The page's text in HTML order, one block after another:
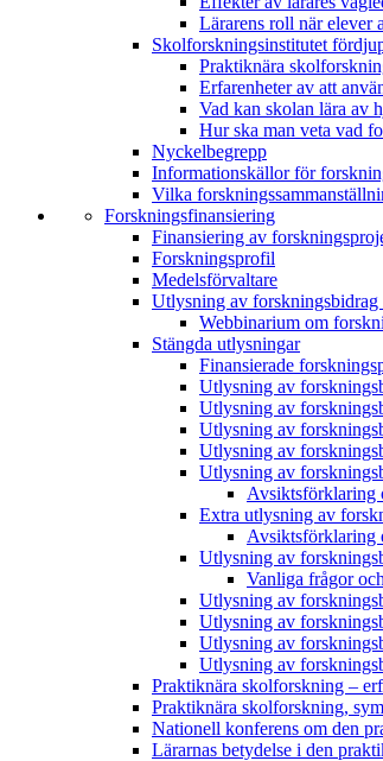
Lärarens roll när elever
Skolforskningsinstitutet
Praktiknära
Erfarenheter av att
Vad kan skolan lära av
Hur ska man veta vad
Nyckelbegrepp
Informationskällor för
Vilka
Forskningsfinansiering
Finansiering av
Forskningsprofil
Medelsförvaltare
Utlysning av forskningsbidrag
Webbinarium om
Stängda utlysningar
Finansierade
Utlysning av
Utlysning av
Utlysning av
Utlysning av
Utlysning av
Avsiktsförklaring
Extra utlysning av
Avsiktsförklaring
Utlysning av
Vanliga frågor
Utlysning av
Utlysning av
Utlysning av
Utlysning av
Praktiknära skolforskning –
Praktiknära skolforskning,
Nationell konferens om den
Lärarnas betydelse i den